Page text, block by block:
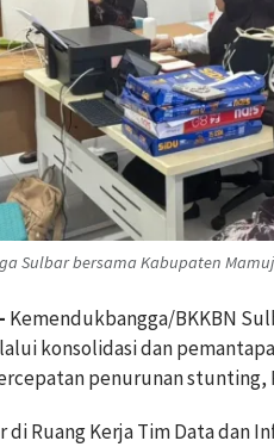
Sulbar bersama Kabupaten
Kemendukbangga/BKKBN
konsolidasi dan
penurunan stunting,
di Ruang Kerja Tim Data dan